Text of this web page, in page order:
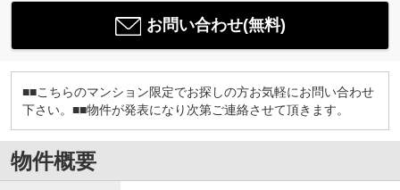
お問い合わせ(無料)
■■こちらのマンション限定でお探しの方お気軽にお問い合わせ
下さい。■■物件が発表になり次第ご連絡させて頂きます。
物件概要